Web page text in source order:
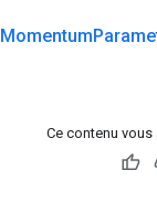
Momentum
Ce contenu vous